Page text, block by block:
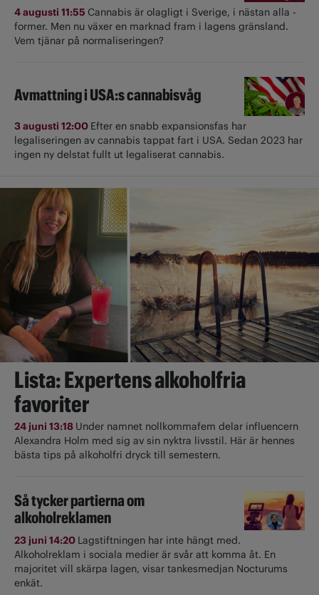
4 augusti 11:55 Cannabis är olagligt i ­Sverige, i nästan alla ­
former. Men nu växer en marknad fram i lagens gränsland.
Vem tjänar på normaliseringen?
Avmattning i USA:s cannabisvåg
3 augusti 12:00 Efter en snabb expansionsfas har
legaliseringen av cannabis tappat fart i USA. Sedan 2023 har
ingen ny delstat fullt ut ­legaliserat cannabis.
Lista: Expertens alkoholfria
favoriter
24 juni 13:18 Under namnet nollkommafem delar influencern
Alexandra Holm med sig av sin nyktra livsstil. Här är hennes
bästa tips på alkoholfri dryck till semestern.
Så tycker partierna om
alkoholreklamen
23 juni 14:20 Lagstiftningen har inte hängt med.
Alkoholreklam i sociala medier är svår att komma åt. En
majoritet vill skärpa lagen, visar tankesmedjan Nocturums
enkät.